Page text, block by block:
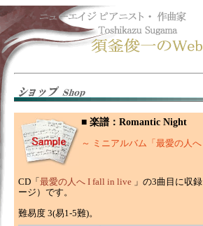
■ 楽譜：Romantic Night
～ ミニアルバム「最愛の人
CD「 最愛の人へ I fall in live 」の3曲目に収
ージ）です。
難易度 3(易1-5難)。